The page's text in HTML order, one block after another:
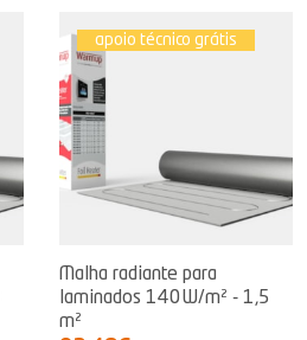
apoio técnico grátis
Malha radiante para
laminados 140W/m² - 1,5
m²